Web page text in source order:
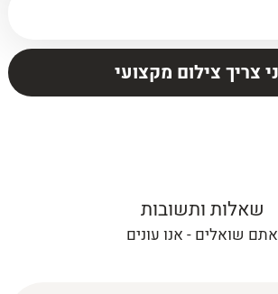
שאלות ותשובות
אתם שואלים - אנו עונים